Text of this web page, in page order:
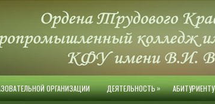
ОРГАНИЗАЦИИ ДЕЯТЕЛЬНОСТЬ» АБИТУРИЕНТУ